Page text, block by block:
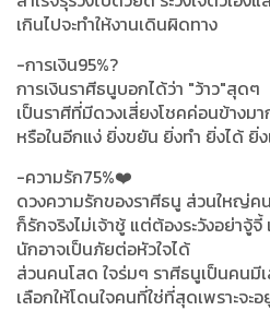
เกินไปจะทำให้งานเดินผิดทาง
-การเงิน95%?
การเงินราศีธนูบอกได้ว่า "ว้าว"สุดๆ
เป็นราศีที่มีดวงเสี่ยงโชคค่อนข้างมา
หรือในอีกแง่ ยิ่งขยัน ยิ่งทำ ยิ่งได้ ยิ่
-ความรัก75%❤️
ดวงความรักของราศีธนู ส่วนใหญ่ค
ก็รักจริงไม่เจ้าชู้ แต่ต้องระวังอย่าจู้
นักอาจเป็นภัยต่อหัวใจได้
ส่วนคนโสด ใจร่มๆ ราศีธนูเป็นคนมี
เลือกให้โดนใจคนที่ใช่ที่สุดเพราะจ